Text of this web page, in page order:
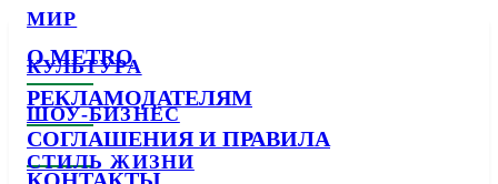
МИР
КУЛЬТУРА
ШОУ-БИЗНЕС
СТИЛЬ ЖИЗНИ
О METRO
РЕКЛАМОДАТЕЛЯМ
СОГЛАШЕНИЯ И ПРАВИЛА